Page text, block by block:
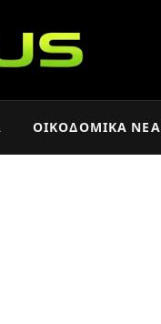
ΟΙΚΟΔΟΜΙΚΆ ΝΈΑ